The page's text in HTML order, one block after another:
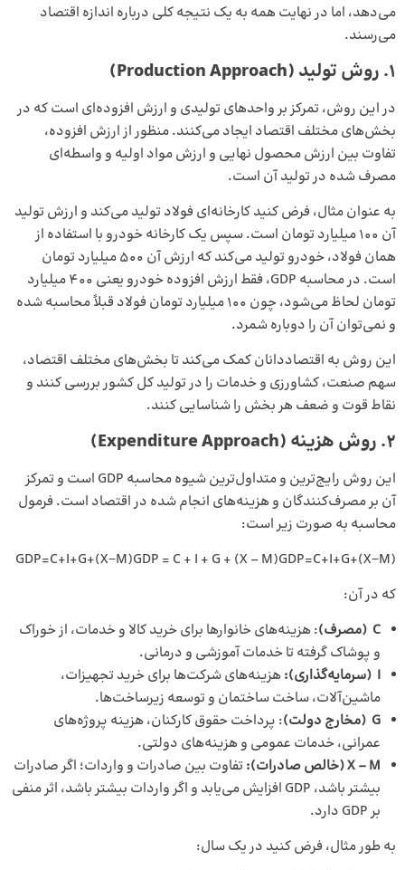
می‌دهد، اما در نهایت همه به یک نتیجه کلی درباره اندازه اقتصاد
می‌رسند.
۱. روش تولید (Production Approach)
در این روش، تمرکز بر واحدهای تولیدی و ارزش افزوده‌ای است که در
بخش‌های مختلف اقتصاد ایجاد می‌کنند. منظور از ارزش افزوده،
تفاوت بین ارزش محصول نهایی و ارزش مواد اولیه و واسطه‌ای
مصرف شده در تولید آن است.
به عنوان مثال، فرض کنید کارخانه‌ای فولاد تولید می‌کند و ارزش تولید
آن ۱۰۰ میلیارد تومان است. سپس یک کارخانه خودرو با استفاده از
همان فولاد، خودرو تولید می‌کند که ارزش آن ۵۰۰ میلیارد تومان
است. در محاسبه GDP، فقط ارزش افزوده خودرو یعنی ۴۰۰ میلیارد
تومان لحاظ می‌شود، چون ۱۰۰ میلیارد تومان فولاد قبلاً محاسبه شده
و نمی‌توان آن را دوباره شمرد.
این روش به اقتصاددانان کمک می‌کند تا بخش‌های مختلف اقتصاد،
سهم صنعت، کشاورزی و خدمات را در تولید کل کشور بررسی کنند و
نقاط قوت و ضعف هر بخش را شناسایی کنند.
۲. روش هزینه (Expenditure Approach)
این روش رایج‌ترین و متداول‌ترین شیوه محاسبه GDP است و تمرکز
آن بر مصرف‌کنندگان و هزینه‌های انجام شده در اقتصاد است. فرمول
محاسبه به صورت زیر است:
GDP=C+I+G+(X−M)GDP = C + I + G + (X – M)GDP=C+I+G+(X−M)
که در آن:
C (مصرف): هزینه‌های خانوارها برای خرید کالا و خدمات، از خوراک
و پوشاک گرفته تا خدمات آموزشی و درمانی.
I (سرمایه‌گذاری):هزینه‌های شرکت‌ها برای خرید تجهیزات،
ماشین‌آلات، ساخت ساختمان و توسعه زیرساخت‌ها.
G (مخارج دولت): پرداخت حقوق کارکنان، هزینه پروژه‌های
عمرانی، خدمات عمومی و هزینه‌های دولتی.
X – M(خالص صادرات): تفاوت بین صادرات و واردات؛ اگر صادرات
بیشتر باشد، GDP افزایش می‌یابد و اگر واردات بیشتر باشد، اثر منفی
بر GDP دارد.
به طور مثال، فرض کنید در یک سال: